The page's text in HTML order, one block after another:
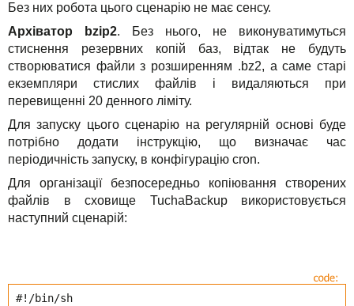
Без них робота цього сценарію не має сенсу.
Архіватор bzip2. Без нього, не виконуватимуться
стиснення резервних копій баз, відтак не будуть
створюватися файли з розширенням .bz2, а саме старі
екземпляри стислих файлів і видаляються при
перевищенні 20 денного ліміту.
Для запуску цього сценарію на регулярній основі буде
потрібно додати інструкцію, що визначає час
періодичність запуску, в конфігурацію cron.
Для організації безпосередньо копіювання створених
файлів в сховище TuchaBackup використовується
наступний сценарій:
#!/bin/sh